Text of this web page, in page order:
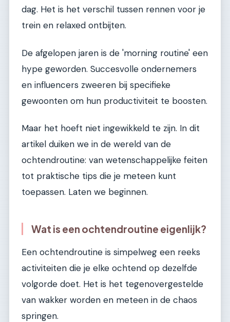
dag. Het is het verschil tussen rennen voor je
trein en relaxed ontbijten.
De afgelopen jaren is de 'morning routine' een
hype geworden. Succesvolle ondernemers
en influencers zweeren bij specifieke
gewoonten om hun productiviteit te boosten.
Maar het hoeft niet ingewikkeld te zijn. In dit
artikel duiken we in de wereld van de
ochtendroutine: van wetenschappelijke feiten
tot praktische tips die je meteen kunt
toepassen. Laten we beginnen.
Wat is een ochtendroutine eigenlijk?
Een ochtendroutine is simpelweg een reeks
activiteiten die je elke ochtend op dezelfde
volgorde doet. Het is het tegenovergestelde
van wakker worden en meteen in de chaos
springen.